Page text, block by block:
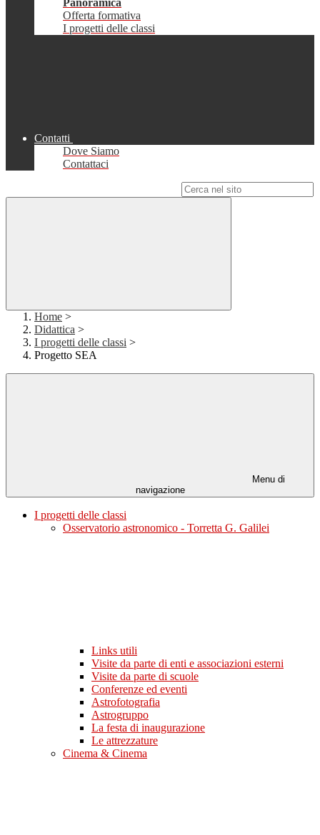
Panoramica
Offerta formativa
I progetti delle classi
Contatti
Dove Siamo
Contattaci
Home >
Didattica >
I progetti delle classi >
Progetto SEA
Menu di
navigazione
I progetti delle classi
Osservatorio astronomico - Torretta G. Galilei
Links utili
Visite da parte di enti e associazioni esterni
Visite da parte di scuole
Conferenze ed eventi
Astrofotografia
Astrogruppo
La festa di inaugurazione
Le attrezzature
Cinema & Cinema